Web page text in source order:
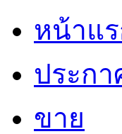
หน้าแ
ประก
ขาย